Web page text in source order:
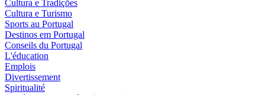
Cultura e Tradições
Cultura e Turismo
Sports au Portugal
Destinos em Portugal
Conseils du Portugal
L'éducation
Emplois
Divertissement
Spiritualité